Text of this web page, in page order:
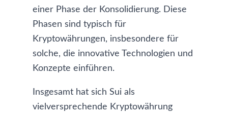
einer Phase der Konsolidierung. Diese
Phasen sind typisch für
Kryptowährungen, insbesondere für
solche, die innovative Technologien und
Konzepte einführen.
Insgesamt hat sich Sui als
vielversprechende Kryptowährung